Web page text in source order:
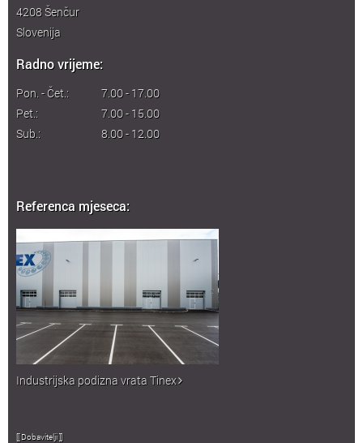
4208Šenčur
Slovenija
Radno vrijeme:
Pon. - Čet.:
7.00 - 17.00
Pet.:
7.00 - 15.00
Sub.:
8.00 - 12.00
Referenca mjeseca:
Industrijska podizna vrata Tinex
[[ Dobavitelji ]]